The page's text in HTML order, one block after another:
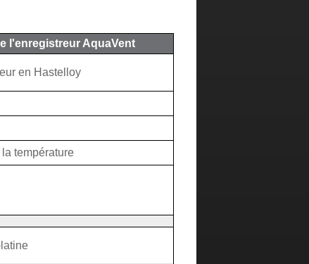
l'enregistreur AquaVent
en Hastelloy
température